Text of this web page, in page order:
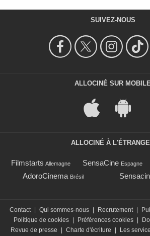
SUIVEZ-NOUS
ALLOCINÉ SUR MOBILE
ALLOCINÉ À
Filmstarts Allemagne SensaCine Espagne
AdoroCinema Brésil
Contact | Qui sommes-nous | Recrutement |
Politique de cookies | Préférences cookies |
Revue de presse
| Charte d'écriture | Les